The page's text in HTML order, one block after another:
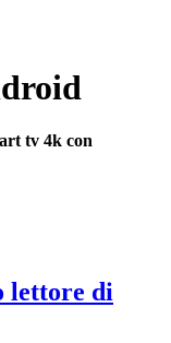
tv 4k con
lettore di